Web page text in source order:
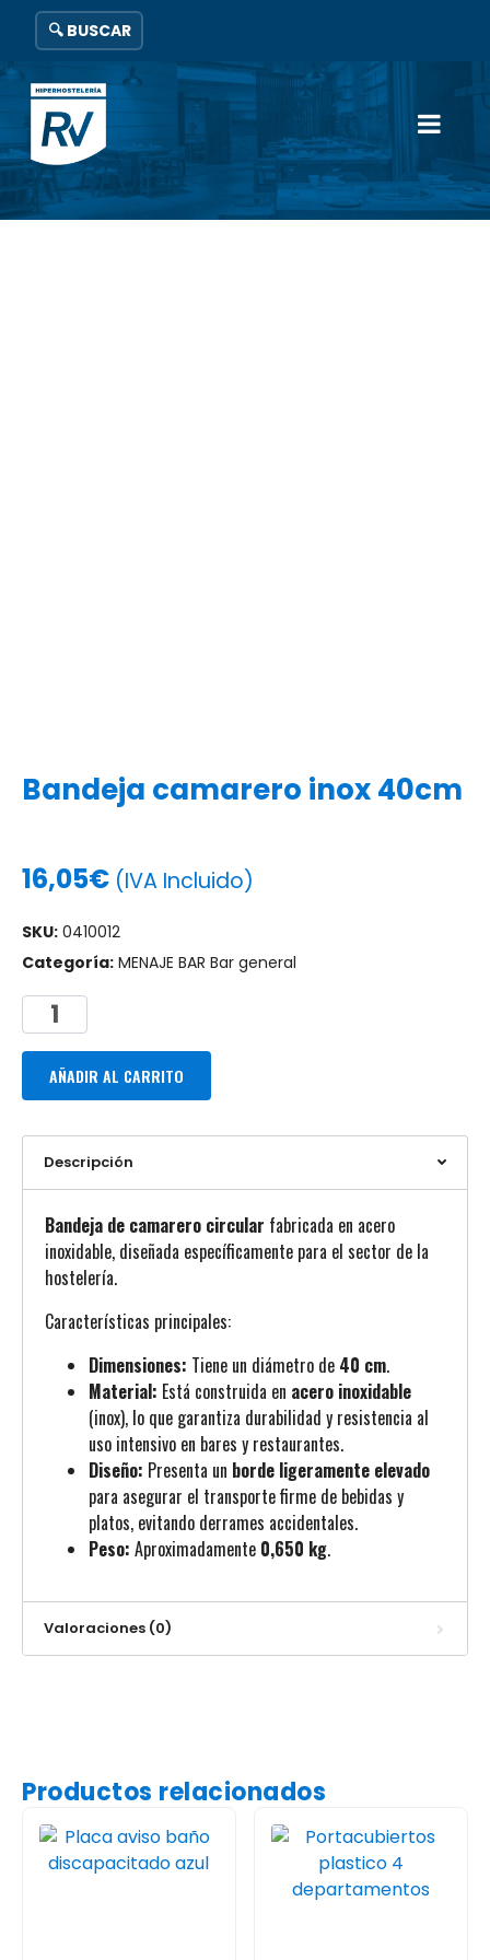
🔍 BUSCAR
Bandeja camarero inox 40cm
16,05€ (IVA Incluido)
SKU: 0410012
Categoría: MENAJE BAR Bar general
AÑADIR AL CARRITO
Descripción
Bandeja de camarero circular fabricada en acero
inoxidable, diseñada específicamente para el sector de la
hostelería.
Características principales:
Dimensiones: Tiene un diámetro de 40 cm.
Material: Está construida en acero inoxidable
(inox), lo que garantiza durabilidad y resistencia al
uso intensivo en bares y restaurantes.
Diseño: Presenta un borde ligeramente elevado
para asegurar el transporte firme de bebidas y
platos, evitando derrames accidentales.
Peso: Aproximadamente 0,650 kg.
Valoraciones (0)
Productos relacionados